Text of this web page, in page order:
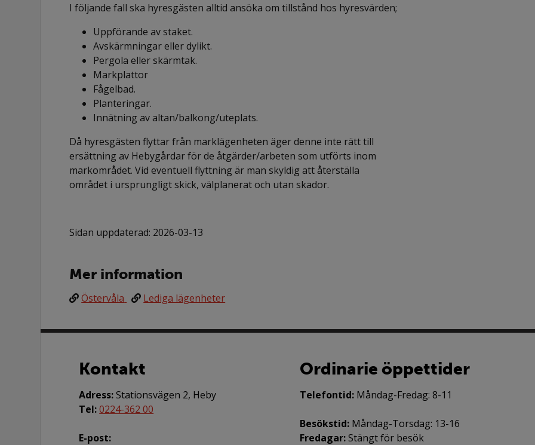
I följande fall ska hyresgästen alltid ansöka om tillstånd hos hyresvärden;
Uppförande av staket.
Avskärmningar eller dylikt.
Pergola eller skärmtak.
Markplattor
Fågelbad.
Planteringar.
Innätning av altan/balkong/uteplats.
Då hyresgästen flyttar från marklägenheten äger denne inte rätt till
ersättning av Hebygårdar för de åtgärder/arbeten som utförts inom
markområdet. Vid eventuell flyttning är man skyldig att återställa
området i ursprungligt skick, välplanerat och utan skador.
Sidan uppdaterad: 2026-03-13
Mer information
Östervåla Lediga lägenheter
Kontakt
Adress:Stationsvägen 2, Heby
Tel:0224-362 00
E-post:
Ordinarie öppettider
Telefontid: Måndag-Fredag: 8-11
Besökstid: Måndag-Torsdag: 13-16
Fredagar:Stängt för besök